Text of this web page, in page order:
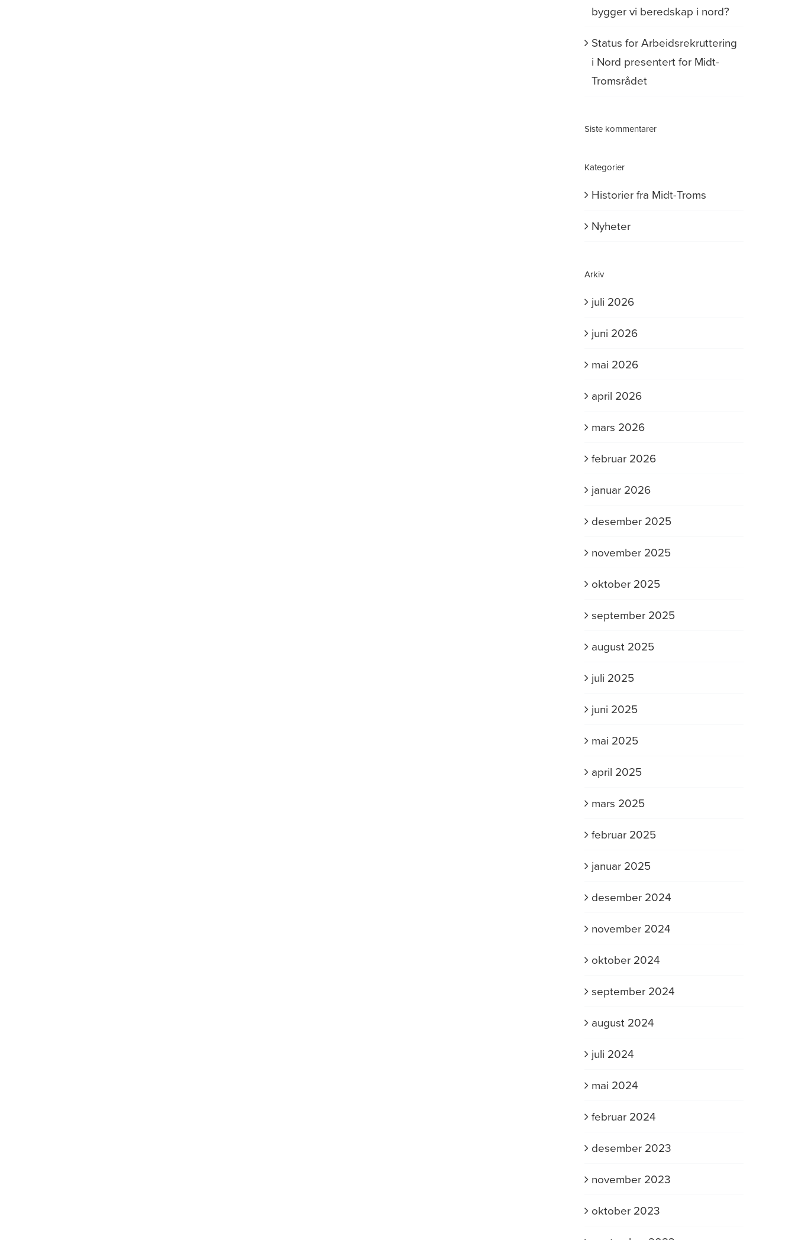
bygger vi beredskap i nord?
Status for Arbeidsrekruttering
i Nord presentert for Midt-
Tromsrådet
Siste kommentarer
Kategorier
Historier fra Midt-Troms
Nyheter
Arkiv
juli 2026
juni 2026
mai 2026
april 2026
mars 2026
februar 2026
januar 2026
desember 2025
november 2025
oktober 2025
september 2025
august 2025
juli 2025
juni 2025
mai 2025
april 2025
mars 2025
februar 2025
januar 2025
desember 2024
november 2024
oktober 2024
september 2024
august 2024
juli 2024
mai 2024
februar 2024
desember 2023
november 2023
oktober 2023